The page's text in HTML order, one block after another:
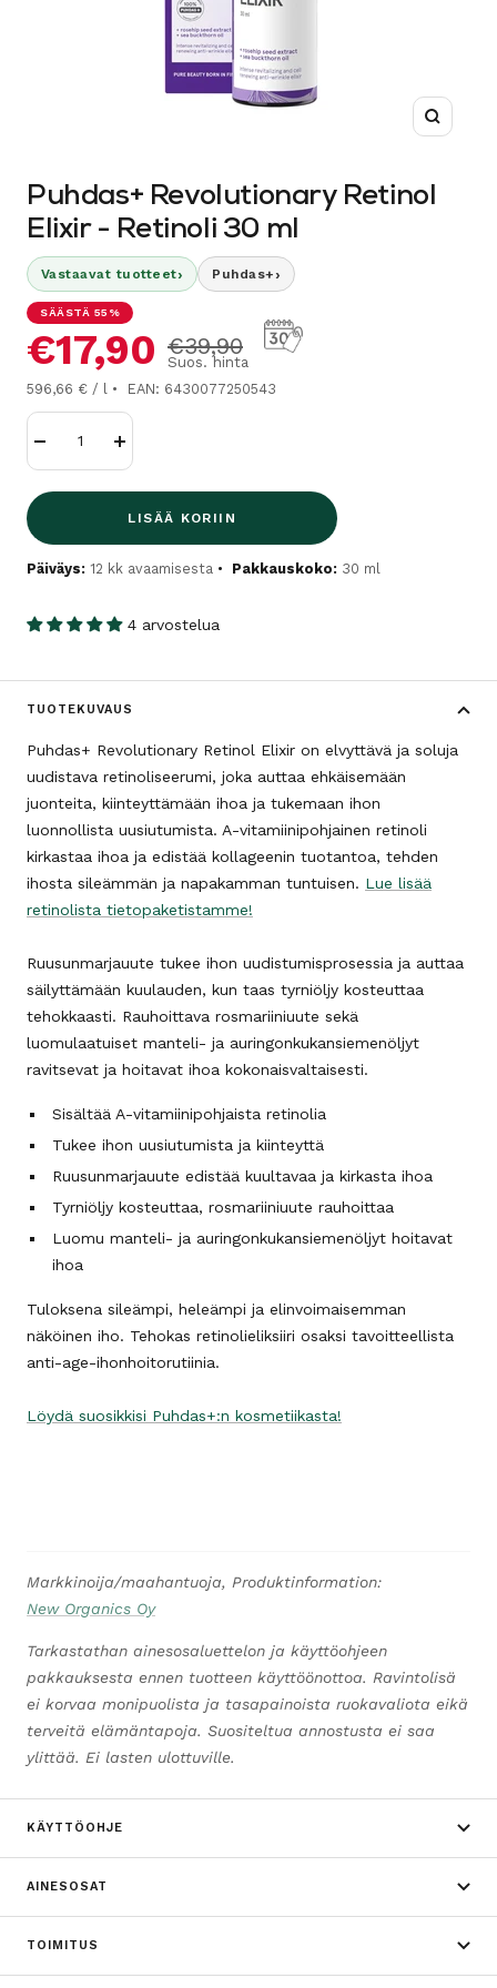
Puhdas+ Revolutionary Retinol
Elixir - Retinoli 30 ml
Vastaavat tuotteet› Puhdas+›
SÄÄSTÄ 55%
Alennushinta
€17,90 Normaalihinta
€39,90
Suos. hinta
596,66 € / l EAN: 6430077250543
Lisää
LISÄÄ KORIIN
Päiväys: 12 kk avaamisesta Pakkauskoko: 30 ml
4 arvostelua
TUOTEKUVAUS
Puhdas+ Revolutionary Retinol Elixir on elvyttävä ja soluja
uudistava retinoliseerumi, joka auttaa ehkäisemään
juonteita, kiinteyttämään ihoa ja tukemaan ihon
luonnollista uusiutumista. A-vitamiinipohjainen retinoli
kirkastaa ihoa ja edistää kollageenin tuotantoa, tehden
ihosta sileämmän ja napakamman tuntuisen. Lue lisää
retinolista tietopaketistamme!
Ruusunmarjauute tukee ihon uudistumisprosessia ja auttaa
säilyttämään kuulauden, kun taas tyrniöljy kosteuttaa
tehokkaasti. Rauhoittava rosmariiniuute sekä
luomulaatuiset manteli- ja auringonkukansiemenöljyt
ravitsevat ja hoitavat ihoa kokonaisvaltaisesti.
Sisältää A-vitamiinipohjaista retinolia
Tukee ihon uusiutumista ja kiinteyttä
Ruusunmarjauute edistää kuultavaa ja kirkasta ihoa
Tyrniöljy kosteuttaa, rosmariiniuute rauhoittaa
Luomu manteli- ja auringonkukansiemenöljyt hoitavat
ihoa
Tuloksena sileämpi, heleämpi ja elinvoimaisemman
näköinen iho. Tehokas retinolieliksiiri osaksi tavoitteellista
anti-age-ihonhoitorutiinia.
Löydä suosikkisi Puhdas+:n kosmetiikasta!
Markkinoija/maahantuoja, Produktinformation:
New Organics Oy
Tarkastathan ainesosaluettelon ja käyttöohjeen
pakkauksesta ennen tuotteen käyttöönottoa. Ravintolisä
ei korvaa monipuolista ja tasapainoista ruokavaliota eikä
terveitä elämäntapoja. Suositeltua annostusta ei saa
ylittää. Ei lasten ulottuville.
KÄYTTÖOHJE
AINESOSAT
TOIMITUS